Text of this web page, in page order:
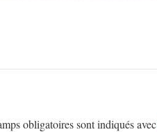
obligatoires sont indiqués avec